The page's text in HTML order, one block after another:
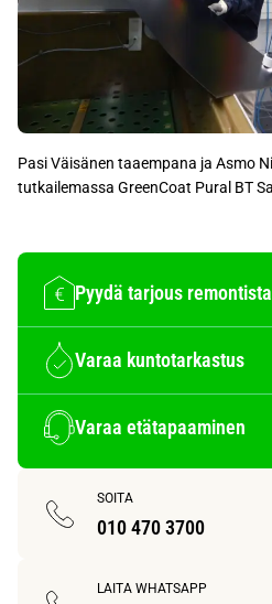
Pasi Väisänen taaempana ja Asmo
tutkailemassa GreenCoat Pural BT
Pyydä tarjous remontista
Varaa kuntotarkastus
Varaa etätapaaminen
SOITA
010 470 3700
LAITA WHATSAPP